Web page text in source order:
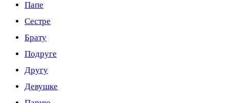
Папе
Сестре
Брату
Подруге
Другу
Девушке